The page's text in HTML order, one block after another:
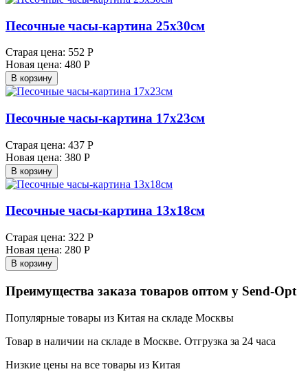
Песочные часы-картина 25х30см
Старая цена: 552 Р
Новая цена: 480 Р
В корзину
Песочные часы-картина 17х23см
Старая цена: 437 Р
Новая цена: 380 Р
В корзину
Песочные часы-картина 13х18см
Старая цена: 322 Р
Новая цена: 280 Р
В корзину
Преимущества заказа товаров оптом у Send-Opt
Популярные товары из Китая на складе Москвы
Товар в наличии на складе в Москве. Отгрузка за 24 часа
Низкие цены на все товары из Китая